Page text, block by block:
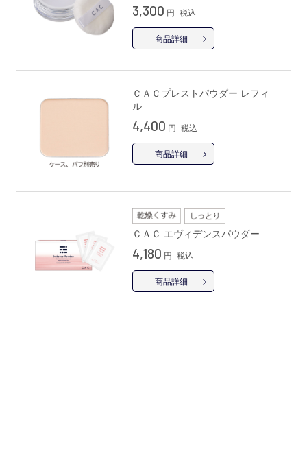
3,300 円 税込
商品詳細
ＣＡＣプレストパウダー レフィ
ル
4,400 円 税込
商品詳細
ＣＡＣ エヴィデンスパウダー
4,180 円 税込
商品詳細